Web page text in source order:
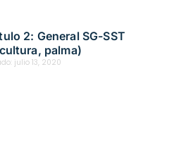
2: General SG-SST
palma)
julio 13, 2020